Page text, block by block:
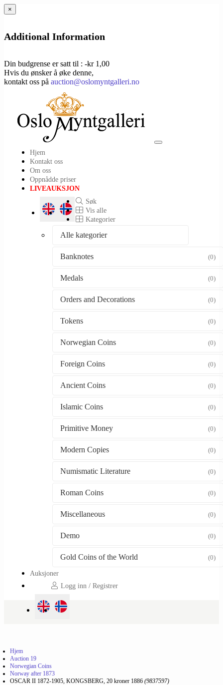
×
Additional Information
Din budgrense er satt til : -kr 1,00
Hvis du ønsker å øke denne,
kontakt oss på auction@oslomyntgalleri.no
Toggle
Hjem
Kontakt oss
Om oss
Oppnådde priser
LIVEAUKSJON
Søk
Vis alle
Kategorier
Alle kategorier
Banknotes (0)
Medals (0)
Orders and Decorations (0)
Tokens (0)
Norwegian Coins (0)
Foreign Coins (0)
Ancient Coins (0)
Islamic Coins (0)
Primitive Money (0)
Modern Copies (0)
Numismatic Literature (0)
Roman Coins (0)
Miscellaneous (0)
Demo (0)
Gold Coins of the World (0)
Auksjoner
Logg inn / Registrer
Hjem
Auction 19
Norwegian Coins
Norway after 1873
OSCAR II 1872-1905, KONGSBERG, 20 kroner 1886 (9837597)